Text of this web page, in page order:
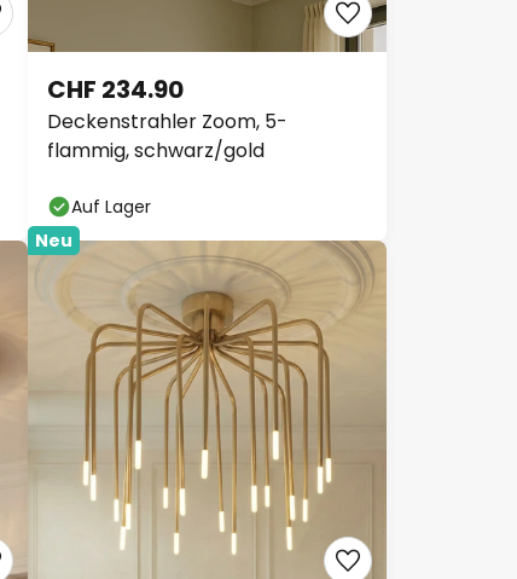
Deckenstrahler Zoom, 5-
flammig, schwarz/gold
CHF 234.90
Auf Lager
Neu